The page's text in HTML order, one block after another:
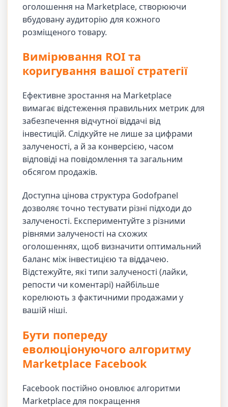
оголошення на Marketplace, створюючи
вбудовану аудиторію для кожного
розміщеного товару.
Вимірювання ROI та
коригування вашої стратегії
Ефективне зростання на Marketplace
вимагає відстеження правильних метрик для
забезпечення відчутної віддачі від
інвестицій. Слідкуйте не лише за цифрами
залученості, а й за конверсією, часом
відповіді на повідомлення та загальним
обсягом продажів.
Доступна цінова структура Godofpanel
дозволяє точно тестувати різні підходи до
залученості. Експериментуйте з різними
рівнями залученості на схожих
оголошеннях, щоб визначити оптимальний
баланс між інвестицією та віддачею.
Відстежуйте, які типи залученості (лайки,
репости чи коментарі) найбільше
корелюють з фактичними продажами у
вашій ніші.
Бути попереду
еволюціонуючого алгоритму
Marketplace Facebook
Facebook постійно оновлює алгоритми
Marketplace для покращення